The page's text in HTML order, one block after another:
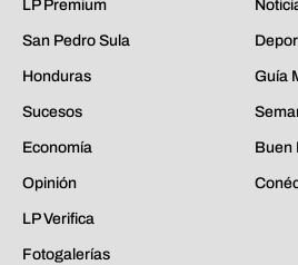
LP Premium
San Pedro Sula
Honduras
Sucesos
Economía
Opinión
LP Verifica
Fotogalerías
Guía
Buen